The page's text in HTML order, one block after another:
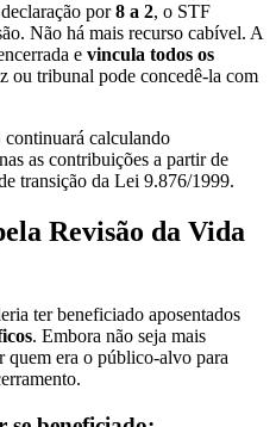
por8 a 2, o STF
Não há mais recurso cabível. A
e vincula todos os
tribunal pode concedê-la com
calculando
as contribuições a partir de
transição da Lei 9.876/1999.
Revisão da Vida
ter beneficiado aposentados
. Embora não seja mais
quem era o público-alvo para